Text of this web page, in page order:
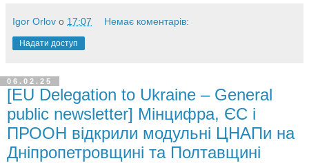
Igor Orlov о 17:07 Немає коментарів:
Надати доступ
06.02.25
[EU Delegation to Ukraine – General
public newsletter] Мінцифра, ЄС і
ПРООН відкрили модульні ЦНАПи на
Дніпропетровщині та Полтавщині